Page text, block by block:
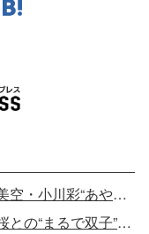
【写真】乃木坂46池田瑛紗・一ノ瀬美空・小川彩“あやみくぱん”トリオ集結
【写真】乃木坂46一ノ瀬美空、川崎桜との“まるで双子”2ショット公開